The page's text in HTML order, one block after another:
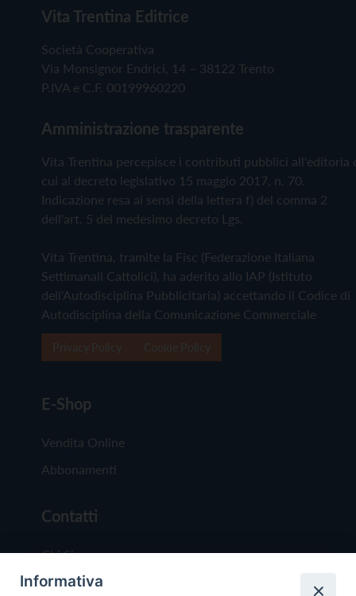
Vita Trentina Editrice
Società Cooperativa
Via Monsignor Endrici, 14 – 38122 Trento
P.IVA e C.F. 00199960220
Amministrazione trasparente
Vita Trentina percepisce i contributi pubblici all'editoria
cui al decreto legislativo 15 maggio 2017, n. 70.
Indicazione resa ai sensi della lettera f) del comma 2
dell'art. 5 del medesimo decreto Lgs.
Vita Trentina, tramite la Fisc (Federazione Italiana
Settimanali Cattolici), ha aderito allo IAP (Istituto
dell'Autodisciplina Pubblicitaria) accettando il Codice di
Autodisciplina della Comunicazione Commerciale
E-Shop
Vendita Online
Abbonamenti
Contatti
Chi Siamo
Redazione
Informativa